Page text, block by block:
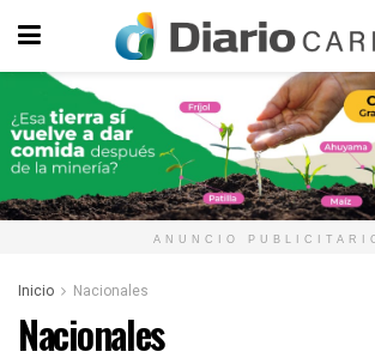
ANUNCIO
Inicio Nacionales
Nacionales